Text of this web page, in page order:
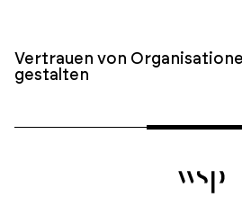
Vertrauen von
gestalten